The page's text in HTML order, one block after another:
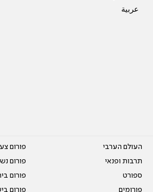
عربية
העולם הערבי
תרבות ופנאי
ספורט
פורומים
פורום
פורום
פורום
פורום